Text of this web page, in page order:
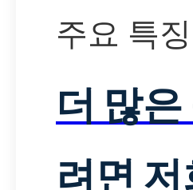
주요 특징
더 많
려면